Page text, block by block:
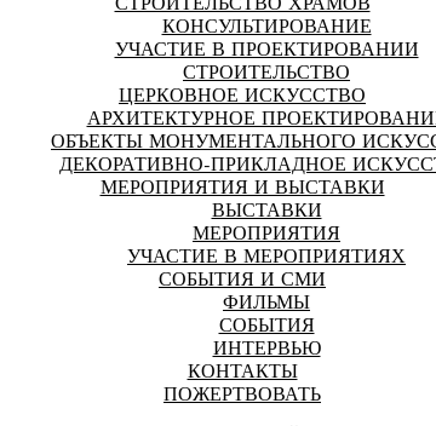
СТРОИТЕЛЬСТВО ХРАМОВ
КОНСУЛЬТИРОВАНИЕ
УЧАСТИЕ В ПРОЕКТИРОВАНИИ
СТРОИТЕЛЬСТВО
ЦЕРКОВНОЕ ИСКУССТВО
АРХИТЕКТУРНОЕ
ОБЪЕКТЫ МОНУМЕНТАЛЬНОГО
ДЕКОРАТИВНО-ПРИКЛАДНОЕ
МЕРОПРИЯТИЯ И ВЫСТАВКИ
ВЫСТАВКИ
МЕРОПРИЯТИЯ
УЧАСТИЕ В МЕРОПРИЯТИЯХ
СОБЫТИЯ И СМИ
ФИЛЬМЫ
СОБЫТИЯ
ИНТЕРВЬЮ
КОНТАКТЫ
ПОЖЕРТВОВАТЬ